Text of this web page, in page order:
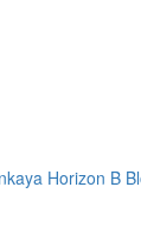
Horizon B